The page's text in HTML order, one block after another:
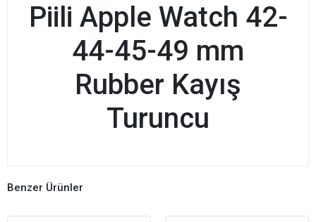
Piili Apple Watch 42-
44-45-49 mm
Rubber Kayış
Turuncu
Benzer Ürünler